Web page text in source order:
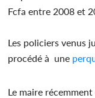
Fcfa entre 2008 et
Les policiers venus
procédé à une
Le maire